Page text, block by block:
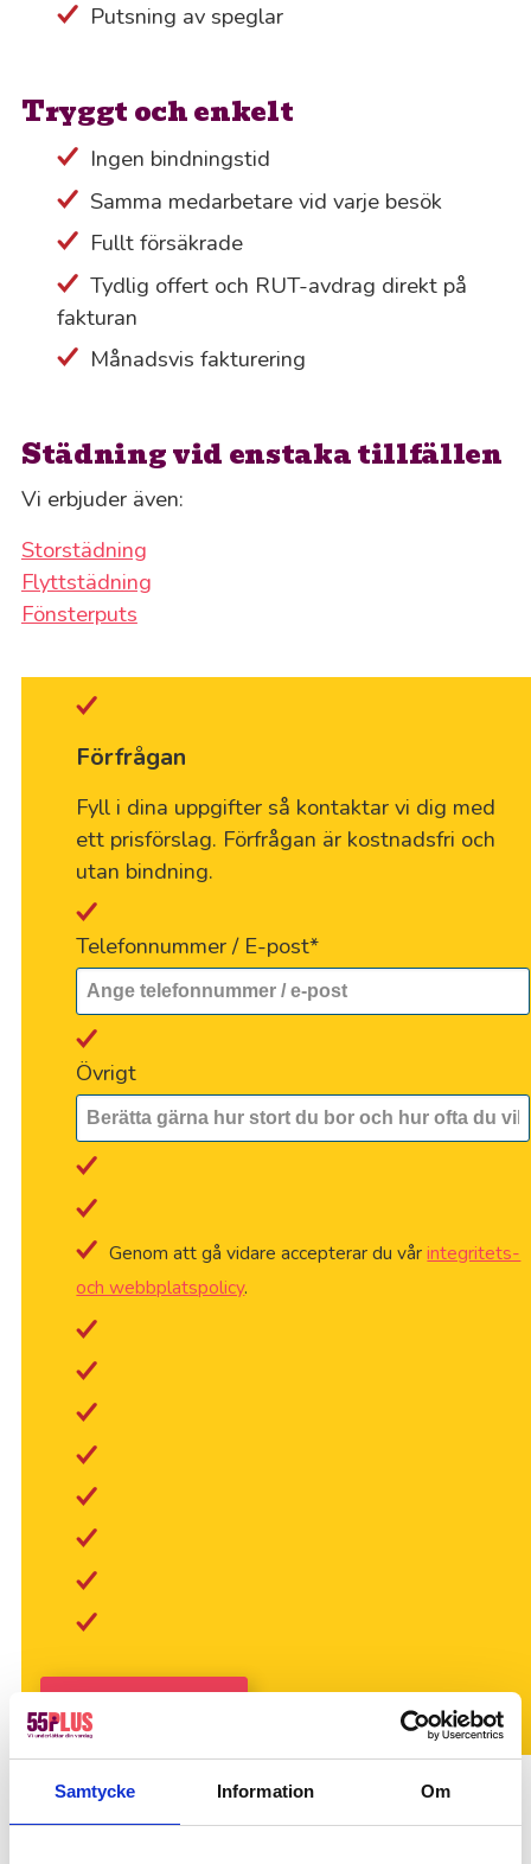
Samtycke Information Om
Putsning av speglar
Tryggt och enkelt
Ingen bindningstid
Samma medarbetare vid varje besök
Fullt försäkrade
Tydlig offert och RUT-avdrag direkt på
fakturan
Månadsvis fakturering
Städning vid enstaka tillfällen
Vi erbjuder även:
Storstädning
Flyttstädning
Fönsterputs
Förfrågan
Fyll i dina uppgifter så kontaktar vi dig med
ett prisförslag. Förfrågan är kostnadsfri och
utan bindning.
Telefonnummer / E-post*
Övrigt
Genom att gå vidare accepterar du vårintegritets-
och webbplatspolicy.
Kanske du behöver hjälp med detta också?